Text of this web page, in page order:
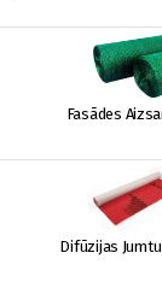
Fasādes
Difūzijas